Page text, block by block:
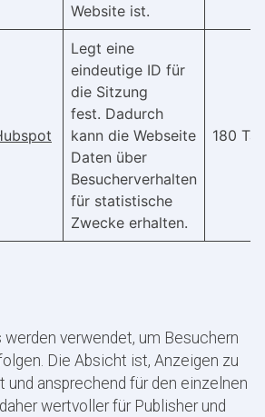
Website ist.
Legt eine
eindeutige ID für
die Sitzung
fest. Dadurch
kann die Webseite
Daten über
Besucherverhalten
für statistische
Zwecke erhalten.
180
werden verwendet, um Besuchern
Die Absicht ist, Anzeigen zu
und ansprechend für den einzelnen
wertvoller für Publisher und